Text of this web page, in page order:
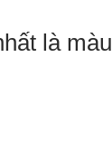
là màu